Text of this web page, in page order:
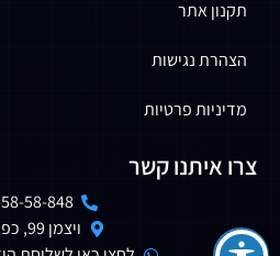
תקנון אתר
הצהרת נגישות
מדיניות פרטיות
צרו איתנו קשר
58-848
ויצמן 99, כפר סבא